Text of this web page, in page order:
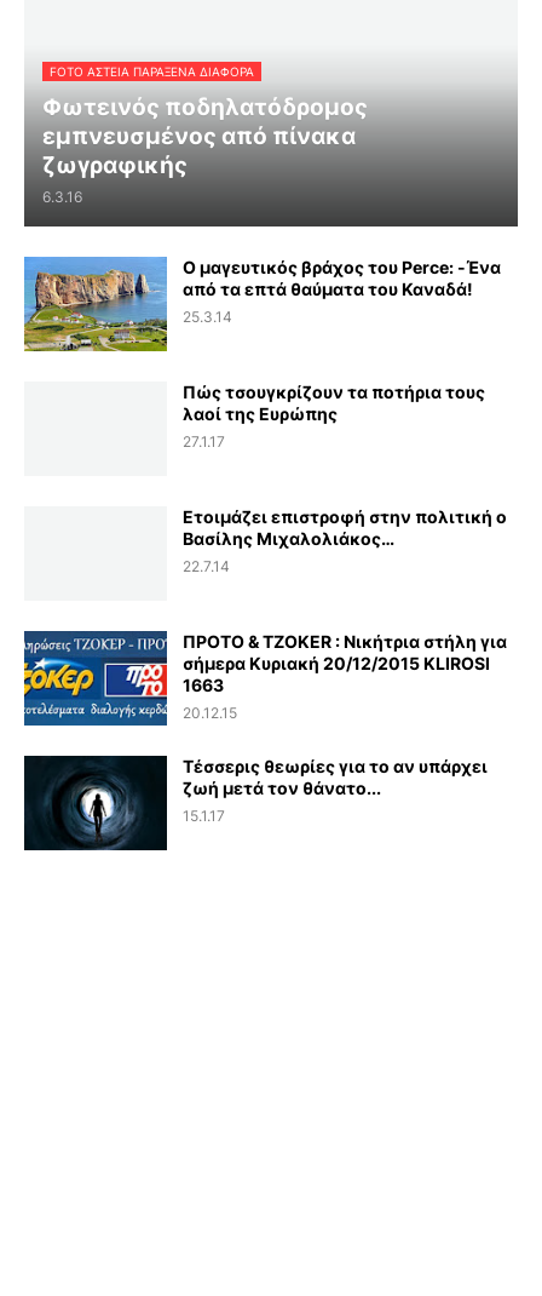
FOTO ΑΣΤΕΙΑ ΠΑΡΑΞΕΝΑ ΔΙΑΦΟΡΑ
Φωτεινός ποδηλατόδρομος
εμπνευσμένος από πίνακα
ζωγραφικής
6.3.16
Ο μαγευτικός βράχος του Perce: -Ένα
από τα επτά θαύματα του Καναδά!
25.3.14
Πώς τσουγκρίζουν τα ποτήρια τους
λαοί της Ευρώπης
27.1.17
Ετοιμάζει επιστροφή στην πολιτική ο
Βασίλης Μιχαλολιάκος…
22.7.14
ΠΡΟΤΟ & TZOKER : Νικήτρια στήλη για
σήμερα Κυριακή 20/12/2015 KLIROSI
1663
20.12.15
Τέσσερις θεωρίες για το αν υπάρχει
ζωή μετά τον θάνατο...
15.1.17